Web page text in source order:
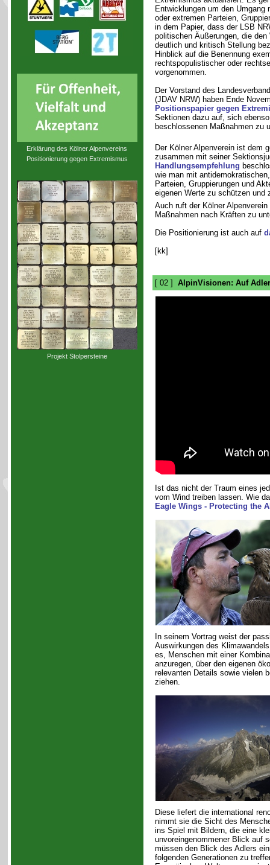
Erklärung des Kölner Alpenvereins
Positionierung gegen Extremismus
Projekt Stolpersteine
Entwicklungen um den
oder extremen Parteien,
in dem Papier, dass der LSB
politischen Äußerungen, die
deutlich und kritisch Stellung
Hinblick auf die Benennung
rechtspopulistischer oder
vorgenommen.
Der Vorstand des
(JDAV NRW) haben Ende
Positionspapier gegen
Sektionen dazu auf, sich
beschlossenen Maßnahmen zu
Der Kölner Alpenverein ist dem
zusammen mit seiner
Handlungsempfehlung
wie man mit
Parteien, Gruppierungen und
eigenen Werte zu schützen und
Auch ruft der Kölner
Maßnahmen nach Kräften zu
Die Positionierung ist auch auf
[kk]
[ 02 ] AlpinVisionen: Auf
Ist das nicht der Traum eines
vom Wind treiben lassen. Wie
Eagle Wings - Protecting the
In seinem Vortrag weist der
Auswirkungen des
es, Menschen mit einer
anzuregen, über den eigenen
relevanten Details sowie vielen
ziehen.
Diese liefert die international
nimmt sie die Sicht des
ins Spiel mit Bildern, die eine
unvoreingenommener Blick auf
müssen den Blick des Adlers
folgenden Generationen zu